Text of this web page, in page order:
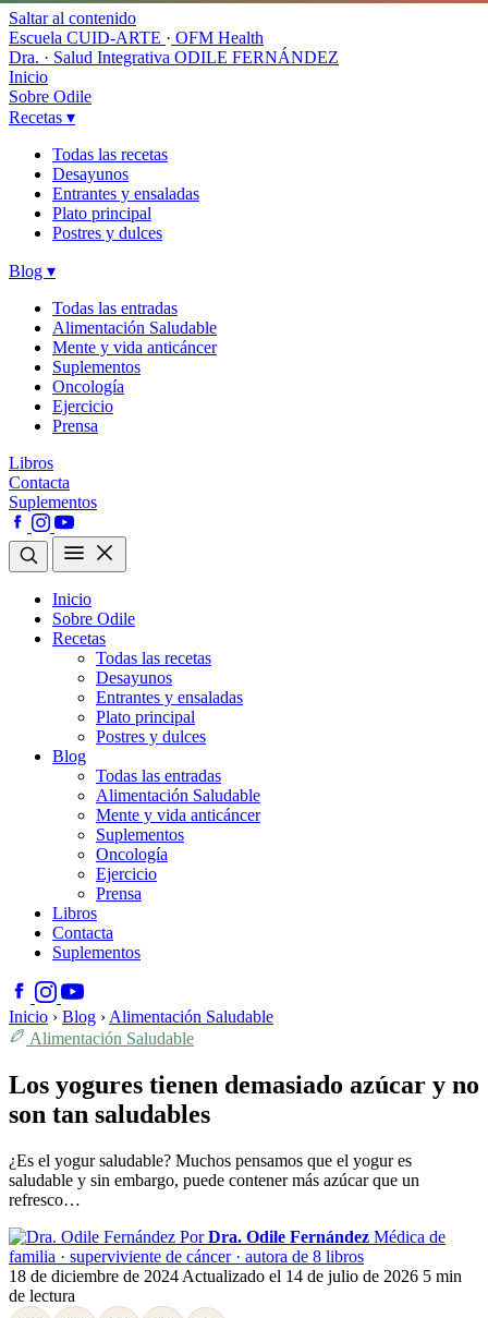
Saltar al contenido
Escuela CUID-ARTE · OFM Health
Dra. · Salud Integrativa ODILE FERNÁNDEZ
Inicio
Sobre Odile
Recetas ▾
Todas las recetas
Desayunos
Entrantes y ensaladas
Plato principal
Postres y dulces
Blog ▾
Todas las entradas
Alimentación Saludable
Mente y vida anticáncer
Suplementos
Oncología
Ejercicio
Prensa
Libros
Contacta
Suplementos
Inicio
Sobre Odile
Recetas
Todas las recetas
Desayunos
Entrantes y ensaladas
Plato principal
Postres y dulces
Blog
Todas las entradas
Alimentación Saludable
Mente y vida anticáncer
Suplementos
Oncología
Ejercicio
Prensa
Libros
Contacta
Suplementos
Inicio › Blog › Alimentación Saludable
Alimentación Saludable
Los yogures tienen demasiado azúcar y no
son tan saludables
¿Es el yogur saludable? Muchos pensamos que el yogur es
saludable y sin embargo, puede contener más azúcar que un
refresco…
Por Dra. Odile Fernández Médica de
familia · superviviente de cáncer · autora de 8 libros
18 de diciembre de 2024 Actualizado el 14 de julio de 2026 5 min
de lectura